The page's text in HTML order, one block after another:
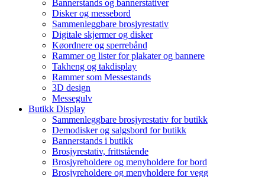
Bannerstands og bannerstativer
Disker og messebord
Sammenleggbare brosjyrestativ
Digitale skjermer og disker
Køordnere og sperrebånd
Rammer og lister for plakater og bannere
Takheng og takdisplay
Rammer som Messestands
3D design
Messegulv
Butikk Display
Sammenleggbare brosjyrestativ for butikk
Demodisker og salgsbord for butikk
Bannerstands i butikk
Brosjyrestativ, frittstående
Brosjyreholdere og menyholdere for bord
Brosjyreholdere og menyholdere for vegg